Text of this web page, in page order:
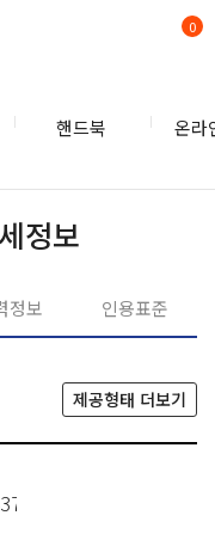
핸드북 온라
0
정보
정보 인용표준
제공형태 더보기